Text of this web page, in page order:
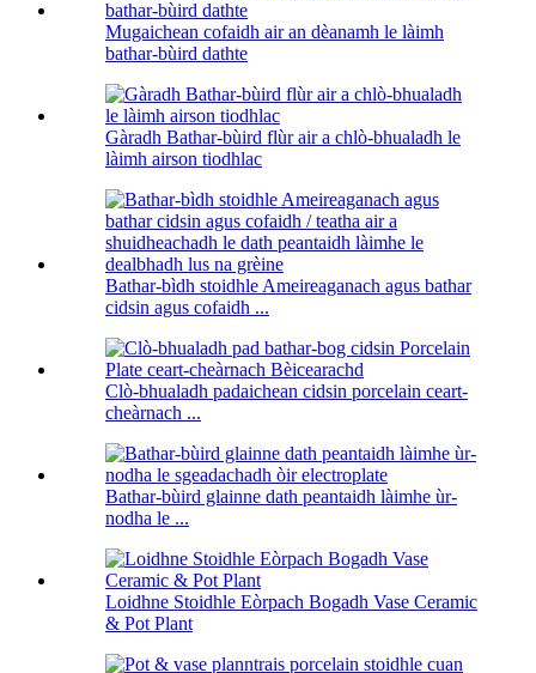
Mugaichean cofaidh air an dèanamh le làimh
bathar-bùird dathte
Gàradh Bathar-bùird flùr air a chlò-bhualadh le
làimh airson tiodhlac
Bathar-bìdh stoidhle Ameireaganach agus bathar
cidsin agus cofaidh ...
Clò-bhualadh padaichean cidsin porcelain ceart-
cheàrnach ...
Bathar-bùird glainne dath peantaidh làimhe ùr-
nodha le ...
Loidhne Stoidhle Eòrpach Bogadh Vase Ceramic
& Pot Plant